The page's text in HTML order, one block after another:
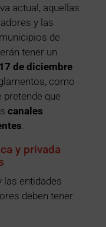
actual, aquellas
y las
de
tener un
de diciembre
como
pretende que
canales
y privada
las entidades
deben tener